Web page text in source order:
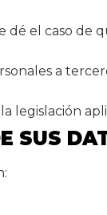
dé el caso de
a
legislación
SUS